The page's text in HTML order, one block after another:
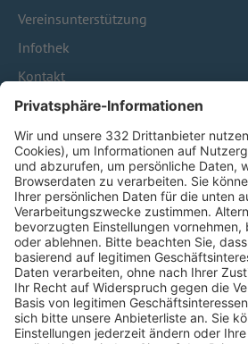
Vereinsunterstützung
Infothek
Kontakt
HÄUFIG BESUCHTE SEITEN
Pässe und Vereinswechsel
Trainerausbildung
Schulungsangebot Vereinsmitarbeiter
BFV-Geschäftsstellen
Trainerbörse
Login SpielPlus